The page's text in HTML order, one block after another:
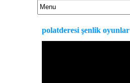
polatderesi şenlik oyunlar